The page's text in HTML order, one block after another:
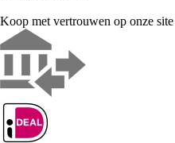
Koop met vertrouwen op onze site